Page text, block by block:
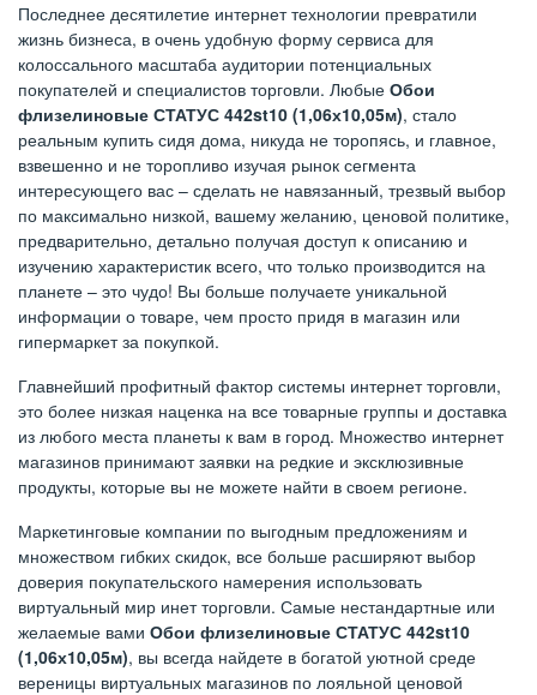
Последнее десятилетие интернет технологии превратили
жизнь бизнеса, в очень удобную форму сервиса для
колоссального масштаба аудитории потенциальных
покупателей и специалистов торговли. Любые Обои
флизелиновые СТАТУС 442st10 (1,06х10,05м), стало
реальным купить сидя дома, никуда не торопясь, и главное,
взвешенно и не торопливо изучая рынок сегмента
интересующего вас – сделать не навязанный, трезвый выбор
по максимально низкой, вашему желанию, ценовой политике,
предварительно, детально получая доступ к описанию и
изучению характеристик всего, что только производится на
планете – это чудо! Вы больше получаете уникальной
информации о товаре, чем просто придя в магазин или
гипермаркет за покупкой.
Главнейший профитный фактор системы интернет торговли,
это более низкая наценка на все товарные группы и доставка
из любого места планеты к вам в город. Множество интернет
магазинов принимают заявки на редкие и эксклюзивные
продукты, которые вы не можете найти в своем регионе.
Маркетинговые компании по выгодным предложениям и
множеством гибких скидок, все больше расширяют выбор
доверия покупательского намерения использовать
виртуальный мир инет торговли. Самые нестандартные или
желаемые вами Обои флизелиновые СТАТУС 442st10
(1,06х10,05м), вы всегда найдете в богатой уютной среде
вереницы виртуальных магазинов по лояльной ценовой